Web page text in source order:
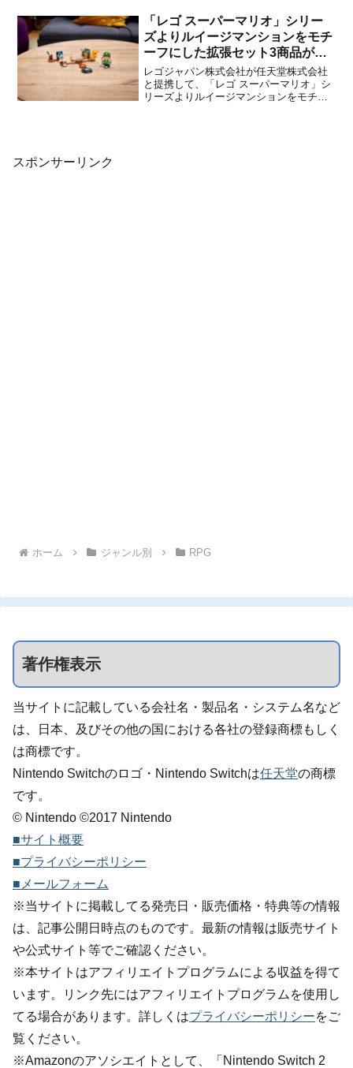
ージ版についても、英語切り替え機能付
きで再出荷準備中とのこと。どちらも
2022年1...
「レゴ スーパーマリオ」シリー
ズよりルイージマンションをモチ
ーフにした拡張セット3商品が
2022年1月1日に発売決定！
レゴジャパン株式会社が任天堂株式会社
と提携して、「レゴ スーパーマリオ」シ
リーズよりルイージマンションをモチー
スポンサーリンク
ホーム ジャンル別 RPG
著作権表示
当サイトに記載している会社名・製品名・システム名など
は、日本、及びその他の国における各社の登録商標もしく
は商標です。
Nintendo Switchのロゴ・Nintendo Switchは任天堂の商標
です。
© Nintendo ©2017 Nintendo
■サイト概要
■プライバシーポリシー
■メールフォーム
※当サイトに掲載してる発売日・販売価格・特典等の情報
は、記事公開日時点のものです。最新の情報は販売サイト
や公式サイト等でご確認ください。
※本サイトはアフィリエイトプログラムによる収益を得て
います。リンク先にはアフィリエイトプログラムを使用し
てる場合があります。詳しくはプライバシーポリシーをご
覧ください。
※Amazonのアソシエイトとして、「Nintendo Switch 2